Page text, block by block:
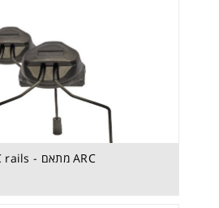
ARC מתאם - ARC rails
לקשת ראש